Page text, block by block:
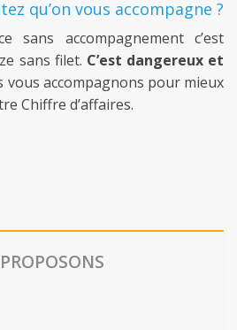
qu’on vous accompagne ?
sans accompagnement c’est
sans filet. C’est dangereux et
vous accompagnons pour mieux
Chiffre d’affaires.